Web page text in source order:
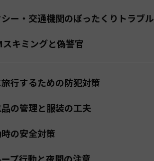
ー・交通機関のぼったくりトラブル
キミングと偽警官
行するための防犯対策
の管理と服装の工夫
の安全対策